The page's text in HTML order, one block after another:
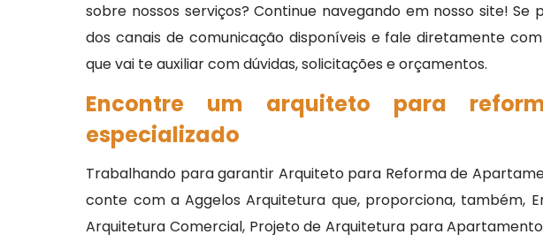
sobre nossos serviços? Continue navegando em nosso site!
dos canais de comunicação disponíveis e fale diretamente
que vai te auxiliar com dúvidas, solicitações e orçamentos.
Encontre um arquiteto para
especializado
Trabalhando para garantir Arquiteto para Reforma de
conte com a Aggelos Arquitetura que, proporciona, também,
Arquitetura Comercial, Projeto de Arquitetura para